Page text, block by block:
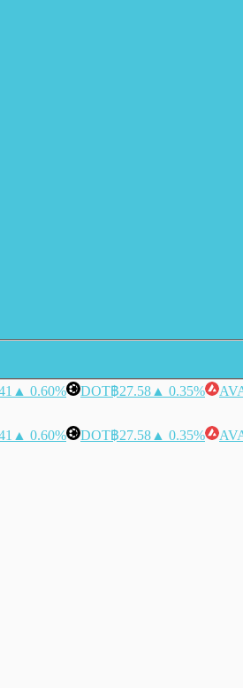
▲ 0.60% DOT฿27.58 ▲ 0.35%
▲ 0.60% DOT฿27.58 ▲ 0.35%